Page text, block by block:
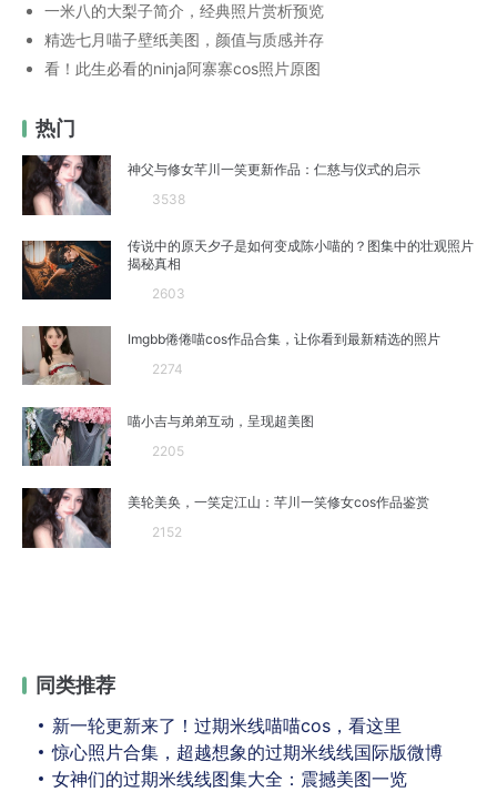
一米八的大梨子简介，经典照片赏析预览
精选七月喵子壁纸美图，颜值与质感并存
看！此生必看的ninja阿寨寨cos照片原图
热门
神父与修女芊川一笑更新作品：仁慈与仪式的启示
3538
传说中的原天夕子是如何变成陈小喵的？图集中的壮观照片
揭秘真相
2603
Imgbb倦倦喵cos作品合集，让你看到最新精选的照片
2274
喵小吉与弟弟互动，呈现超美图
2205
美轮美奂，一笑定江山：芊川一笑修女cos作品鉴赏
2152
同类推荐
新一轮更新来了！过期米线喵喵cos，看这里
惊心照片合集，超越想象的过期米线线国际版微博
女神们的过期米线线图集大全：震撼美图一览